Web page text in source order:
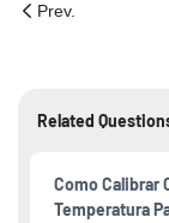
Prev.
Related
Como Calibrar
Temperatura